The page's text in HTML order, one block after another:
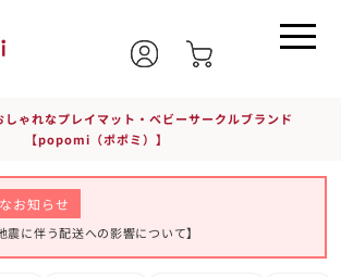
ゃれなプレイマット・ベビーサークルブランド
【popomi（ポポミ）】
お知らせ
震に伴う配送への影響について】